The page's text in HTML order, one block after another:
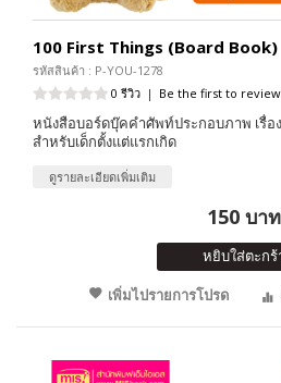
100 First Things (Board Book)
รหัสสินค้า : P-YOU-1278
0 รีวิว | Be the first to review
หนังสือบอร์ดบุ๊คคำศัพท์ประกอบภาพ เรื่อง
สำหรับเด็กตั้งแต่แรกเกิด
ดูรายละเอียดเพิ่มเติม
150 บาท
หยิบใส่ตะกร้
เพิ่มไปรายการโปรด